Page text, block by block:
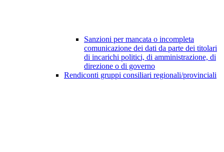
Sanzioni per mancata o incompleta
comunicazione dei dati da parte dei titolari
di incarichi politici, di amministrazione, di
direzione o di governo
Rendiconti gruppi consiliari regionali/provinciali